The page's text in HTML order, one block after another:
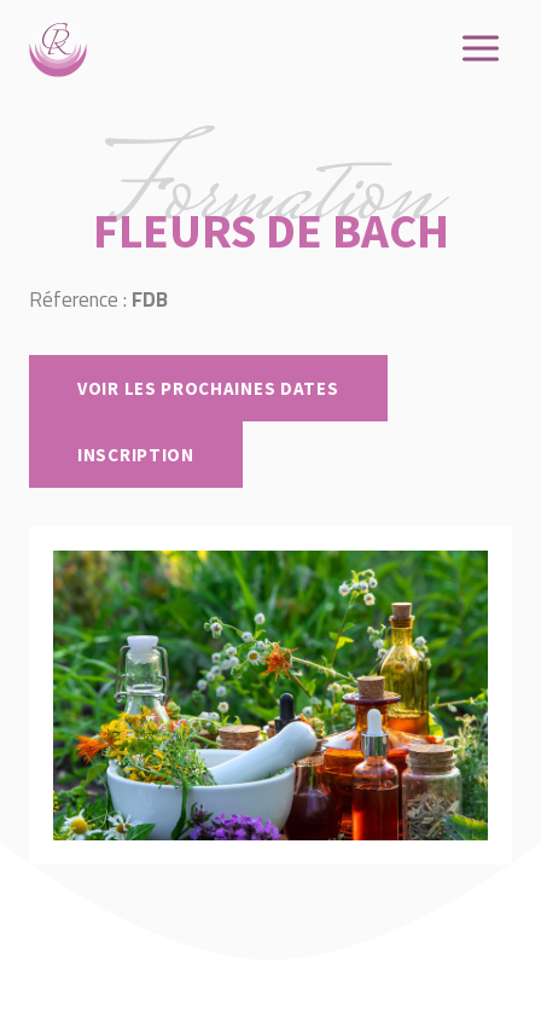
contenu
Formation
FLEURS DE BACH
Réference : FDB
VOIR LES PROCHAINES DATES
INSCRIPTION